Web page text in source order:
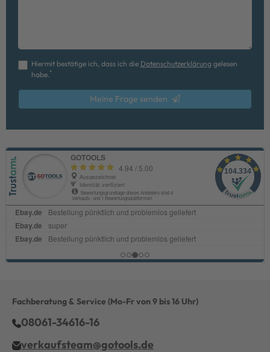
Hiermit bestätige ich, dass ich die Daten­schutz­erklärung gelesen
habe.*
Meine Frage senden
Fachberatung & Service (Mo-Fr von 9 bis 16 Uhr)
08061-34616-16
verkaufsteam@gotools.de